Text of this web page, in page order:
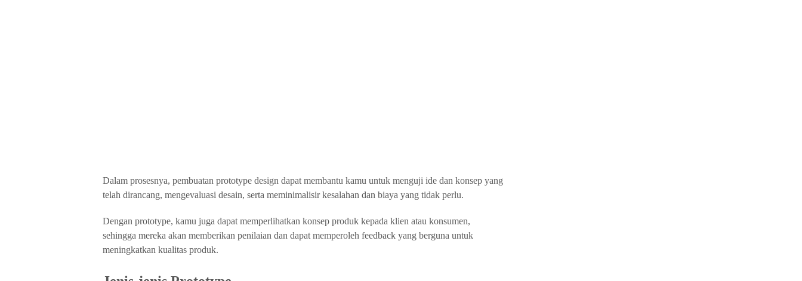
Dalam prosesnya, pembuatan prototype design dapat membantu kamu untuk menguji ide dan konsep yang
telah dirancang, mengevaluasi desain, serta meminimalisir kesalahan dan biaya yang tidak perlu.
Dengan prototype, kamu juga dapat memperlihatkan konsep produk kepada klien atau konsumen,
sehingga mereka akan memberikan penilaian dan dapat memperoleh feedback yang berguna untuk
meningkatkan kualitas produk.